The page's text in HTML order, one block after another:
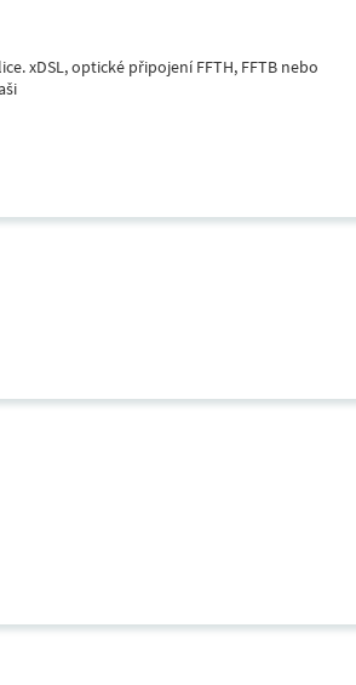
xDSL, optické připojení FFTH, FFTB nebo